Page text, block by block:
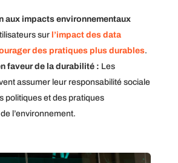
aux impacts environnementaux
sur l’impact des data
des pratiques plus durables.
faveur de la durabilité : Les
assumer leur responsabilité sociale
politiques et des pratiques
l’environnement.